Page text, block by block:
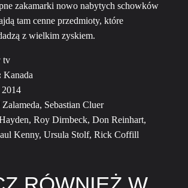
zakamarki nowo nabytych schowków
tam cenne przedmioty, które
z wielkim zyskiem.
tv
Kanada
2014
Sebastian Cluer
Roy Dirnbeck, Don Reinhart,
Kenny, Ursula Stolf, Rick Coffill